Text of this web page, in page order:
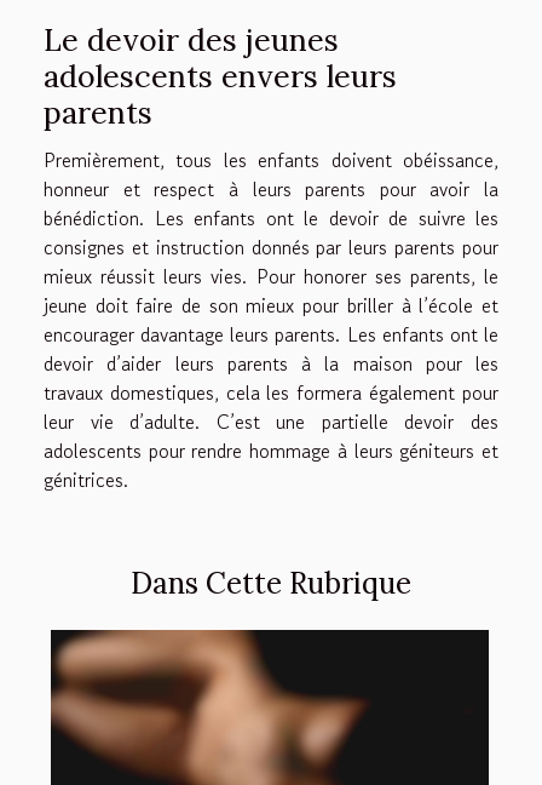
Le devoir des jeunes
adolescents envers leurs
parents
Premièrement, tous les enfants doivent obéissance,
honneur et respect à leurs parents pour avoir la
bénédiction. Les enfants ont le devoir de suivre les
consignes et instruction donnés par leurs parents pour
mieux réussit leurs vies. Pour honorer ses parents, le
jeune doit faire de son mieux pour briller à l’école et
encourager davantage leurs parents. Les enfants ont le
devoir d’aider leurs parents à la maison pour les
travaux domestiques, cela les formera également pour
leur vie d’adulte. C’est une partielle devoir des
adolescents pour rendre hommage à leurs géniteurs et
génitrices.
Dans Cette Rubrique